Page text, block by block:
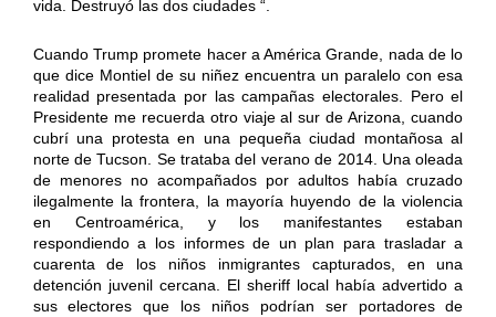
vida. Destruyó las dos ciudades “.
Cuando Trump promete hacer a América Grande, nada de lo
que dice Montiel de su niñez encuentra un paralelo con esa
realidad presentada por las campañas electorales. Pero el
Presidente me recuerda otro viaje al sur de Arizona, cuando
cubrí una protesta en una pequeña ciudad montañosa al
norte de Tucson. Se trataba del verano de 2014. Una oleada
de menores no acompañados por adultos había cruzado
ilegalmente la frontera, la mayoría huyendo de la violencia
en Centroamérica, y los manifestantes estaban
respondiendo a los informes de un plan para trasladar a
cuarenta de los niños inmigrantes capturados, en una
detención juvenil cercana. El sheriff local había advertido a
sus electores que los niños podrían ser portadores de